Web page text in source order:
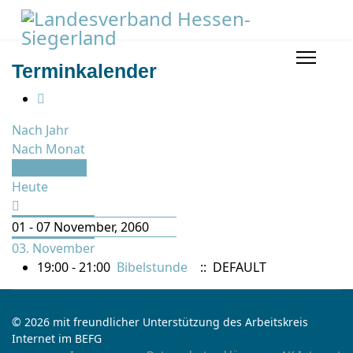
Terminkalender
Nach Jahr
Nach Monat
Heute
01 - 07 November, 2060
03. November
19:00 - 21:00 Bibelstunde :: DEFAULT
© 2026 mit freundlicher Unterstützung des Arbeitskreis
Internet im BEFG